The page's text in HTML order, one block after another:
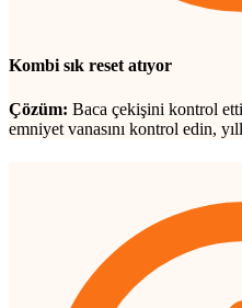
Kombi sık reset atıyor
Çözüm: Baca çekişini kontrol
emniyet vanasını kontrol edin,